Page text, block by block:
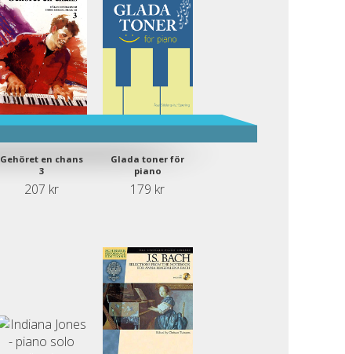
Gehöret en chans
3
207 kr
Glada toner för
piano
179 kr